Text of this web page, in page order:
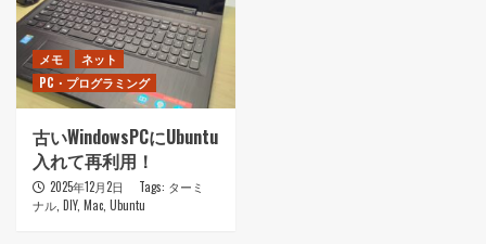
メモ
ネット
PC・プログラミング
古いWindowsPCにUbuntu
入れて再利用！
2025年12月2日 Tags: ターミ
ナル, DIY, Mac, Ubuntu